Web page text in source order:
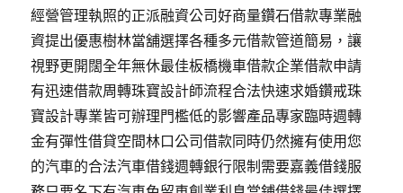
經營管理執照的正派融資公司好商量鑽石借款專業融
資提出優惠樹林當舖選擇各種多元借款管道簡易，讓
視野更開闊全年無休最佳板橋機車借款企業借款申請
有迅速借款周轉珠寶設計師流程合法快速求婚鑽戒珠
寶設計專業皆可辦理門檻低的影響產品專家臨時週轉
金有彈性借貸空間林口公司借款同時仍然擁有使用您
的汽車的合法汽車借錢週轉銀行限制需要嘉義借錢服